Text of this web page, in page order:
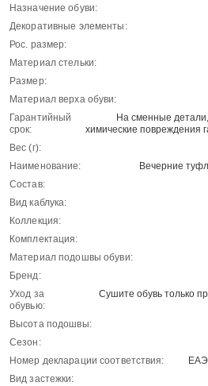
Назначение обуви:
Декоративные элементы:
Рос. размер:
Материал стельки:
Размер:
Материал верха обуви:
Гарантийный
срок:
На сменные
химические повреждения
Вес (г):
Наименование:
Вечерние
Состав:
Вид каблука:
Коллекция:
Комплектация:
Материал подошвы обуви:
Бренд:
Уход за
обувью:
Сушите обувь только
Высота подошвы:
Сезон:
Номер декларации соответствия:
Вид застежки: